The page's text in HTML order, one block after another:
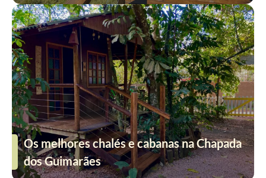
Os melhores chalés e cabanas na Chapada
dos Guimarães